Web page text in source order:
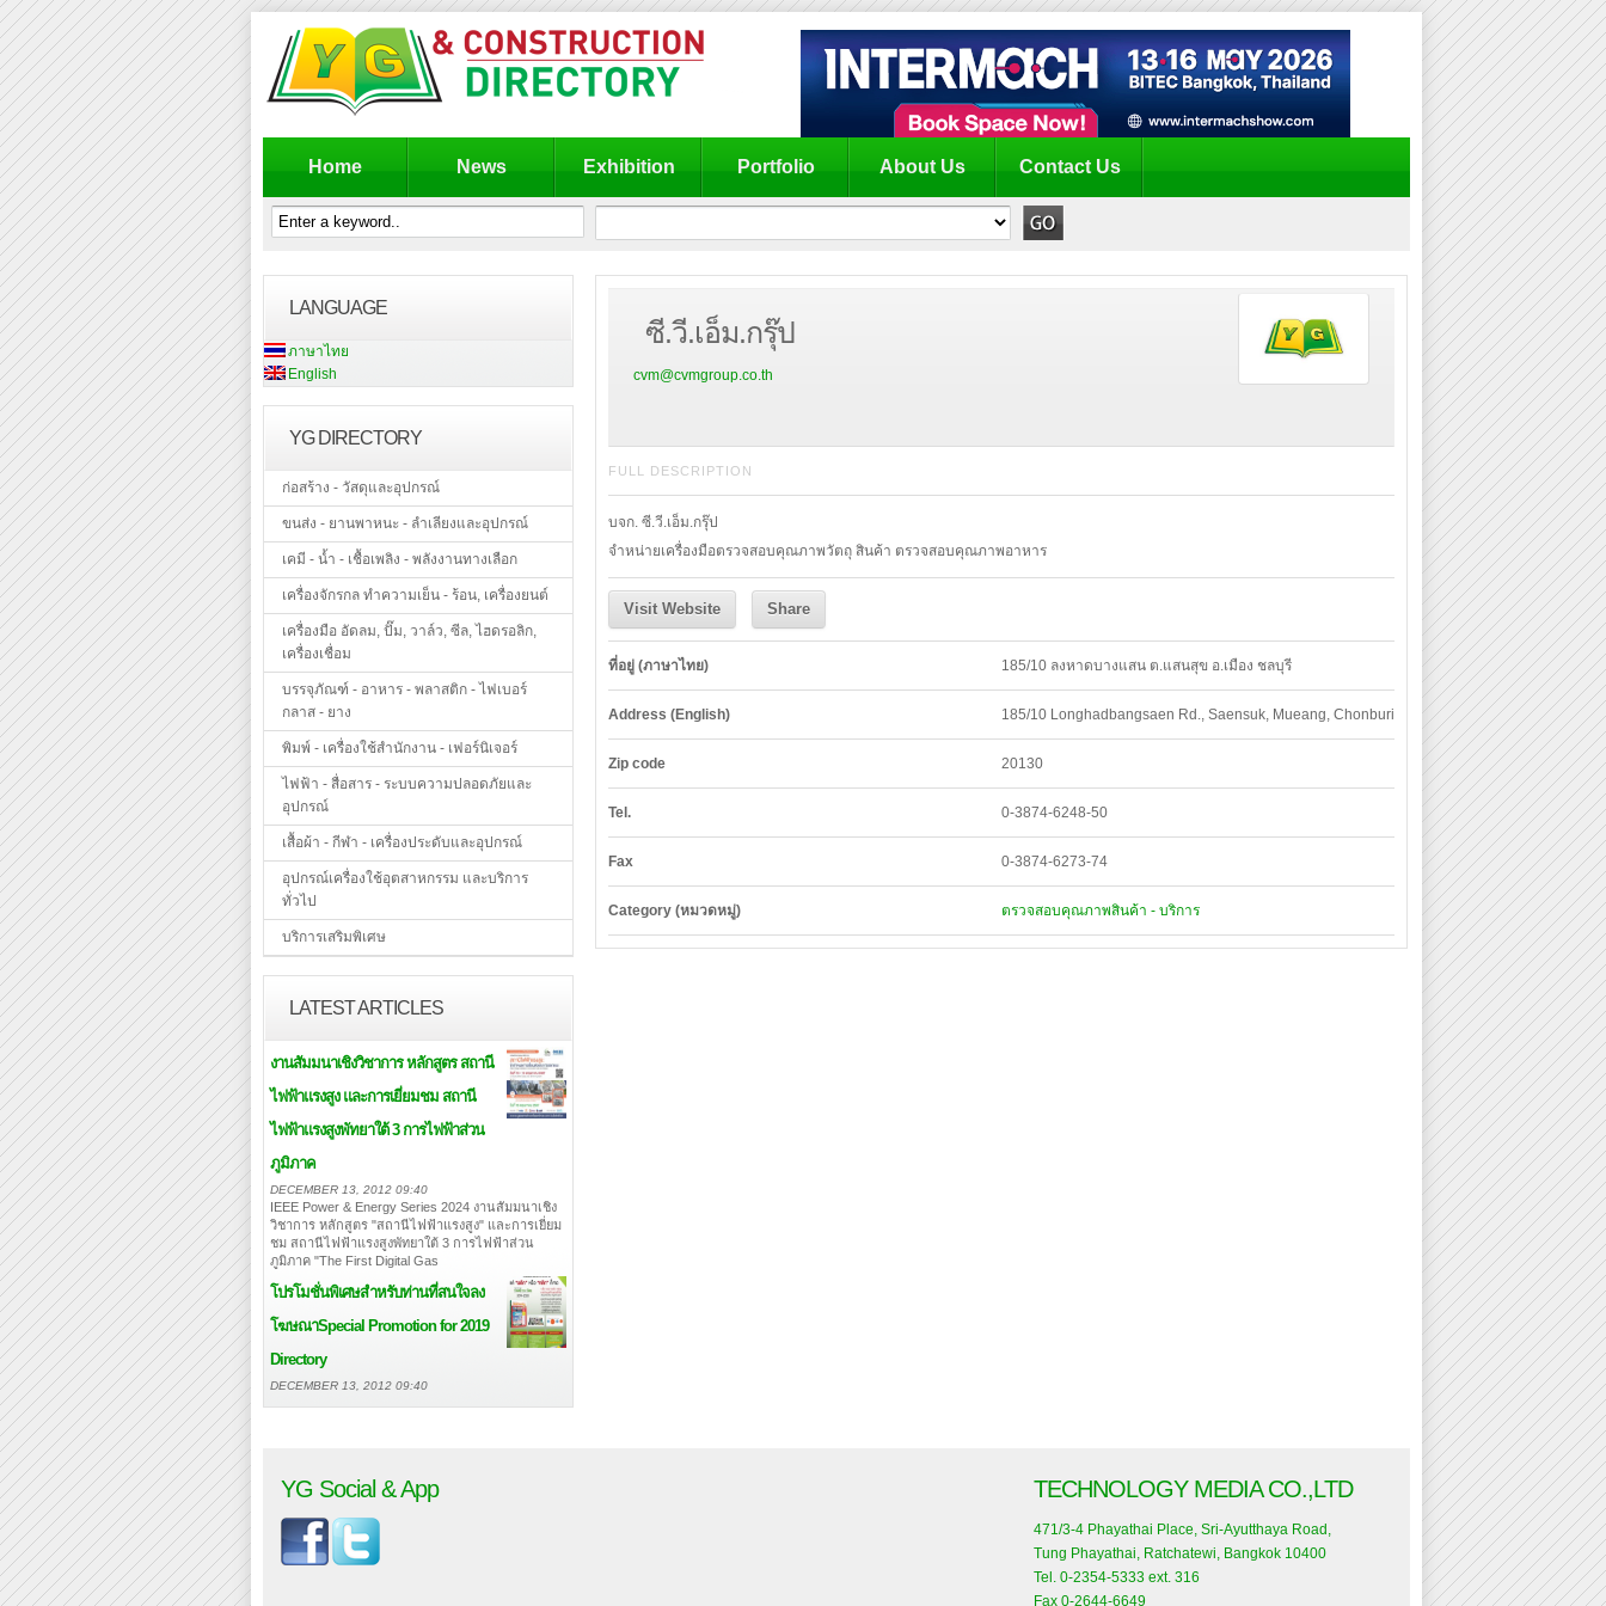
Home News Exhibition Portfolio About Us Contact Us
LANGUAGE
ภาษาไทย
English
YG DIRECTORY
ก่อสร้าง - วัสดุและอุปกรณ์
ขนส่ง - ยานพาหนะ - ลำเลียงและอุปกรณ์
เคมี - น้ำ - เชื้อเพลิง - พลังงานทางเลือก
เครื่องจักรกล ทำความเย็น - ร้อน, เครื่องยนต์
เครื่องมือ อัดลม, ปั๊ม, วาล์ว, ซีล, ไฮดรอลิก,
เครื่องเชื่อม
บรรจุภัณฑ์ - อาหาร - พลาสติก - ไฟเบอร์
กลาส - ยาง
พิมพ์ - เครื่องใช้สำนักงาน - เฟอร์นิเจอร์
ไฟฟ้า - สื่อสาร - ระบบความปลอดภัยและ
อุปกรณ์
เสื้อผ้า - กีฬา - เครื่องประดับและอุปกรณ์
อุปกรณ์เครื่องใช้อุตสาหกรรม และบริการ
ทั่วไป
บริการเสริมพิเศษ
LATEST ARTICLES
งานสัมมนาเชิงวิชาการ หลักสูตร สถานี
ไฟฟ้าแรงสูง และการเยี่ยมชม สถานี
ไฟฟ้าแรงสูงพัทยาใต้ 3 การไฟฟ้าส่วน
ภูมิภาค
DECEMBER 13, 2012 09:40
IEEE Power & Energy Series 2024 งานสัมมนาเชิง
วิชาการ หลักสูตร "สถานีไฟฟ้าแรงสูง" และการเยี่ยม
ชม สถานีไฟฟ้าแรงสูงพัทยาใต้ 3 การไฟฟ้าส่วน
ภูมิภาค "The First Digital Gas
โปรโมชั่นพิเศษสำหรับท่านที่สนใจลง
โฆษณาSpecial Promotion for 2019
Directory
DECEMBER 13, 2012 09:40
ซี.วี.เอ็ม.กรุ๊ป
cvm@cvmgroup.co.th
FULL DESCRIPTION
บจก. ซี.วี.เอ็ม.กรุ๊ป
จำหน่ายเครื่องมือตรวจสอบคุณภาพวัตถุ สินค้า ตรวจสอบคุณภาพอาหาร
Visit Website Share
ที่อยู่ (ภาษาไทย) 185/10 ลงหาดบางแสน ต.แสนสุข อ.เมือง ชลบุรี
Address (English) 185/10 Longhadbangsaen Rd., Saensuk, Mueang, Chonburi
Zip code 20130
Tel. 0-3874-6248-50
Fax 0-3874-6273-74
Category (หมวดหมู่) ตรวจสอบคุณภาพสินค้า - บริการ
YG Social & App TECHNOLOGY MEDIA CO.,LTD
471/3-4 Phayathai Place, Sri-Ayutthaya Road,
Tung Phayathai, Ratchatewi, Bangkok 10400
Tel. 0-2354-5333 ext. 316
Fax 0-2644-6649